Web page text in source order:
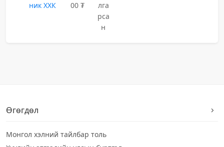
ник ХХК
00 ₮
лга
рса
н
Өгөгдөл
Монгол хэлний тайлбар толь